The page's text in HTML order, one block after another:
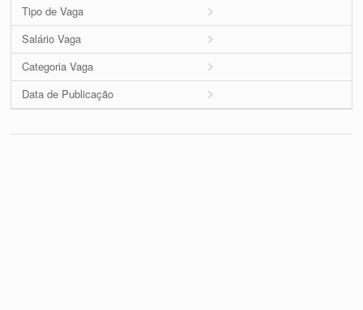
Tipo de Vaga
Salário Vaga
Categoria Vaga
Data de Publicação